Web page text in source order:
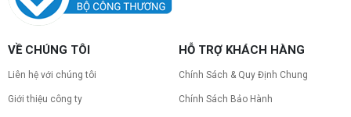
VỀ CHÚNG TÔI
Liên hệ với chúng tôi
Giới thiệu công ty
HỖ TRỢ KHÁCH HÀNG
Chính Sách & Quy Định Chung
Chính Sách Bảo Hành